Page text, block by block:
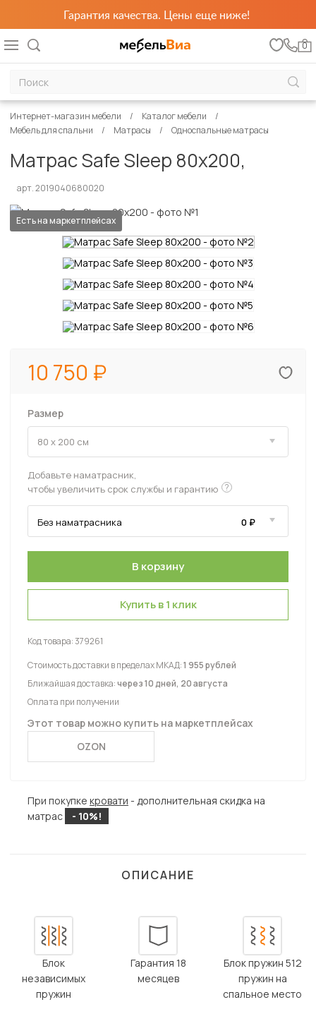
Гарантия качества. Цены еще ниже!
0
Интернет-магазин мебели
Каталог мебели
Мебель для спальни
Матрасы Односпальные матрасы
Матрас Safe Sleep 80х200,
арт. 2019040680020
Есть на маркетплейсах
10 750
Размер
Добавьте наматрасник,
чтобы увеличить срок службы и гарантию ?
Купить в 1 клик
Код товара:379261
Стоимость доставки в пределах МКАД:1 955 рублей
Ближайшая доставка:через 10 дней, 20 августа
Оплата при получении
Этот товар можно купить на маркетплейсах
OZON
При покупке кровати - дополнительная скидка на
матрас
- 10%!
ОПИСАНИЕ
Блок
независимых
пружин
Гарантия 18
месяцев
Блок пружин 512
пружин на
спальное место